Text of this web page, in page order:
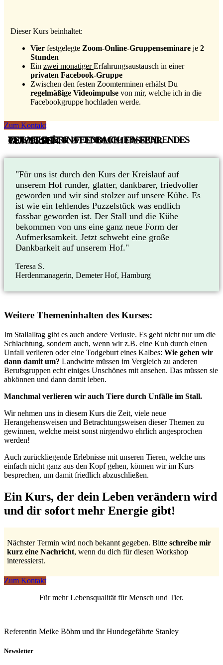
Dieser Kurs beinhaltet:
Vier festgelegte Zoom-Online-Gruppenseminare je 2
Stunden
Ein zwei monatigerErfahrungsaustausch in einer
privaten Facebook-Gruppe
Zwischen den festen Zoomterminen erhälst Du
regelmäßige Videoimpulse von mir, welche ich in die
Facebookgruppe hochladen werde.
Zum Kontakt
TEILNEHMERIN-FEEDBACK: EIN FEHLENDES PUZZELSTÜCK IST ENDLICH FASSBAR GEWORDEN!
"Für uns ist durch den Kurs der Kreislauf auf
unserem Hof runder, glatter, dankbarer, friedvoller
geworden und wir sind stolzer auf unsere Kühe. Es
ist wie ein fehlendes Puzzelstück was endlich
fassbar geworden ist. Der Stall und die Kühe
bekommen von uns eine ganz neue Form der
Aufmerksamkeit. Jetzt schwebt eine große
Dankbarkeit auf unserem Hof."
Teresa S.
Herdenmanagerin, Demeter Hof, Hamburg
Weitere Themeninhalten des Kurses:
Im Stallalltag gibt es auch andere Verluste. Es geht nicht nur um die
Schlachtung, sondern auch, wenn wir z.B. eine Kuh durch einen
Unfall verlieren oder eine Todgeburt eines Kalbes: Wie gehen wir
dann damit um? Landwirte müssen im Vergleich zu anderen
Berufsgruppen echt einiges Unschönes mit ansehen. Das müssen sie
abkönnen und dann damit leben.
Manchmal verlieren wir auch Tiere durch Unfälle im Stall.
Wir nehmen uns in diesem Kurs die Zeit, viele neue
Herangehensweisen und Betrachtungsweisen dieser Themen zu
gewinnen, welche meist sonst nirgendwo ehrlich angesprochen
werden!
Auch zurückliegende Erlebnisse mit unseren Tieren, welche uns
einfach nicht ganz aus den Kopf gehen, können wir im Kurs
besprechen, um damit friedlich abzuschließen.
Ein Kurs, der dein Leben verändern wird
und dir sofort mehr Energie gibt!
Nächster Termin wird noch bekannt gegeben. Bitte schreibe mir
kurz eine Nachricht, wenn du dich für diesen Workshop
interessierst.
Zum Kontakt
Für mehr Lebensqualität für Mensch und Tier.
Referentin Meike Böhm und ihr Hundegefährte Stanley
Newsletter